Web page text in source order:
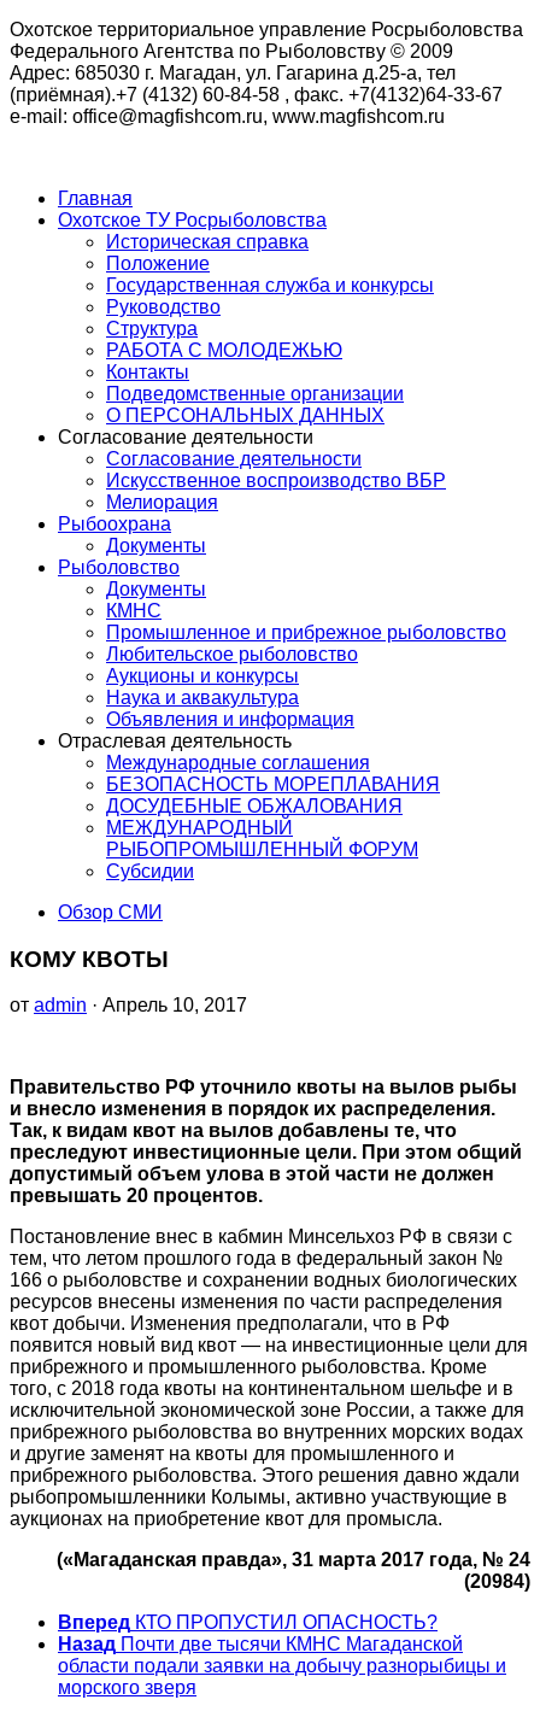
Охотское территориальное управление Росрыболовства
Федерального Агентства по Рыболовству © 2009
Адрес: 685030 г. Магадан, ул. Гагарина д.25-а, тел
(приёмная).+7 (4132) 60-84-58 , факс. +7(4132)64-33-67
e-mail: office@magfishcom.ru, www.magfishcom.ru
Главная
Охотское ТУ Росрыболовства
Историческая справка
Положение
Государственная служба и конкурсы
Руководство
Структура
РАБОТА С МОЛОДЕЖЬЮ
Контакты
Подведомственные организации
О ПЕРСОНАЛЬНЫХ ДАННЫХ
Согласование деятельности
Согласование деятельности
Искусственное воспроизводство ВБР
Мелиорация
Рыбоохрана
Документы
Рыболовство
Документы
КМНС
Промышленное и прибрежное рыболовство
Любительское рыболовство
Аукционы и конкурсы
Наука и аквакультура
Объявления и информация
Отраслевая деятельность
Международные соглашения
БЕЗОПАСНОСТЬ МОРЕПЛАВАНИЯ
ДОСУДЕБНЫЕ ОБЖАЛОВАНИЯ
МЕЖДУНАРОДНЫЙ
РЫБОПРОМЫШЛЕННЫЙ ФОРУМ
Субсидии
Обзор СМИ
КОМУ КВОТЫ
от admin · Апрель 10, 2017
Правительство РФ уточнило квоты на вылов рыбы
и внесло изменения в порядок их распределения.
Так, к видам квот на вылов добавлены те, что
преследуют инвестиционные цели. При этом общий
допустимый объем улова в этой части не должен
превышать 20 процентов.
Постановление внес в кабмин Минсельхоз РФ в связи с
тем, что летом прошлого года в федеральный закон №
166 о рыболовстве и сохранении водных биологических
ресурсов внесены изменения по части распределения
квот добычи. Изменения предполагали, что в РФ
появится новый вид квот — на инвестиционные цели для
прибрежного и промышленного рыболовства. Кроме
того, с 2018 года квоты на континентальном шельфе и в
исключительной экономической зоне России, а также для
прибрежного рыболовства во внутренних морских водах
и другие заменят на квоты для промышленного и
прибрежного рыболовства. Этого решения давно ждали
рыбопромышленники Колымы, активно участвующие в
аукционах на приобретение квот для промысла.
(«Магаданская правда», 31 марта 2017 года, № 24
(20984)
Вперед КТО ПРОПУСТИЛ ОПАСНОСТЬ?
Назад Почти две тысячи КМНС Магаданской
области подали заявки на добычу разнорыбицы и
морского зверя